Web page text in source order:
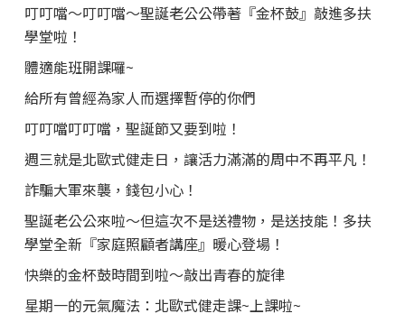
叮叮噹～叮叮噹～聖誕老公公帶著『金杯鼓』敲進多扶
學堂啦！
體適能班開課囉~
給所有曾經為家人而選擇暫停的你們
叮叮噹叮叮噹，聖誕節又要到啦！
週三就是北歐式健走日，讓活力滿滿的周中不再平凡！
詐騙大軍來襲，錢包小心！
聖誕老公公來啦～但這次不是送禮物，是送技能！多扶
學堂全新『家庭照顧者講座』暖心登場！
快樂的金杯鼓時間到啦～敲出青春的旋律
星期一的元氣魔法：北歐式健走課~上課啦~